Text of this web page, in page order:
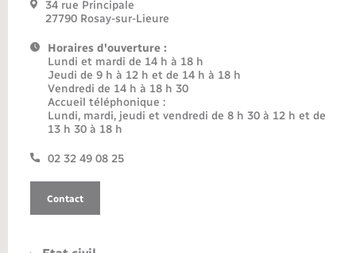
34 rue Principale
27790 Rosay-sur-Lieure
Horaires d'ouverture :
Lundi et mardi de 14 h à 18 h
Jeudi de 9 h à 12 h et de 14 h à 18 h
Vendredi de 14 h à 18 h 30
Accueil téléphonique :
Lundi, mardi, jeudi et vendredi de 8 h 30 à 12 h et de
13 h 30 à 18 h
02 32 49 08 25
Contact